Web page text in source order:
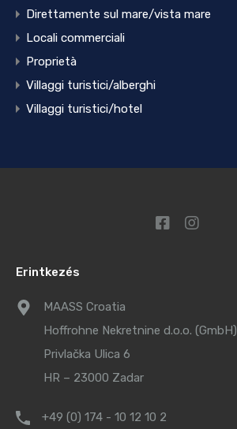
Direttamente sul mare/vista mare
Locali commerciali
Proprietà
Villaggi turistici/alberghi
Villaggi turistici/hotel
Erintkezés
MAASS Croatia
Hoffrohne Nekretnine d.o.o. (GmbH)
Privlačka Ulica 6
HR – 23000 Zadar
+49 (0) 174 - 10 12 10 2